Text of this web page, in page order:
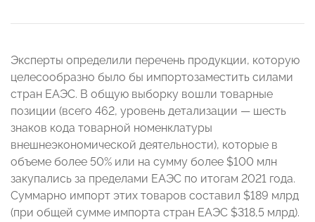
Эксперты определили перечень продукции, которую
целесообразно было бы импортозаместить силами
стран ЕАЭС. В общую выборку вошли товарные
позиции (всего 462, уровень детализации — шесть
знаков кода товарной номенклатуры
внешнеэкономической деятельности), которые в
объеме более 50% или на сумму более $100 млн
закупались за пределами ЕАЭС по итогам 2021 года.
Суммарно импорт этих товаров составил $189 млрд
(при общей сумме импорта стран ЕАЭС $318,5 млрд).